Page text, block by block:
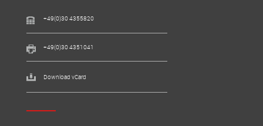
+49(0)30 4355820
+49(0)30 4351041
Download vCard